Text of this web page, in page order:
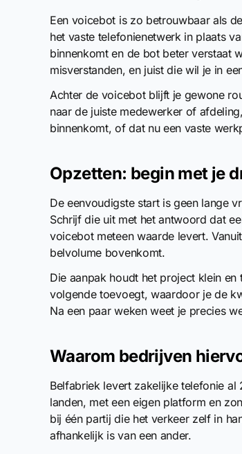
Een voicebot is zo betrouwbaar als
het vaste telefonienetwerk in plaats
binnenkomt en de bot beter verstaat
misverstanden, en juist die wil je in
Achter de voicebot blijft je gewone
naar de juiste medewerker of
binnenkomt, of dat nu een vaste
Opzetten: begin met je
De eenvoudigste start is geen lange
Schrijf die uit met het antwoord dat
voicebot meteen waarde levert.
belvolume bovenkomt.
Die aanpak houdt het project klein
volgende toevoegt, waardoor je de
Na een paar weken weet je precies
Waarom bedrijven
Belfabriek levert zakelijke telefonie
landen, met een eigen platform en
bij één partij die het verkeer zelf in
afhankelijk is van een ander.